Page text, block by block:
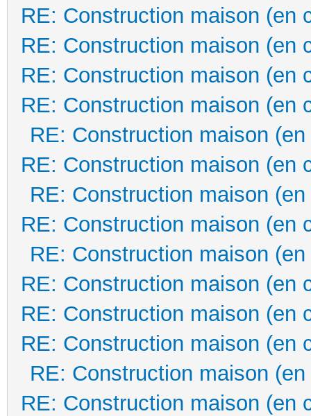
RE: Construction maison (en
RE: Construction maison (en
RE: Construction maison (en
RE: Construction maison (en
RE: Construction maison
RE: Construction maison (en
RE: Construction maison
RE: Construction maison (en
RE: Construction maison
RE: Construction maison (en
RE: Construction maison (en
RE: Construction maison (en
RE: Construction maison
RE: Construction maison (en